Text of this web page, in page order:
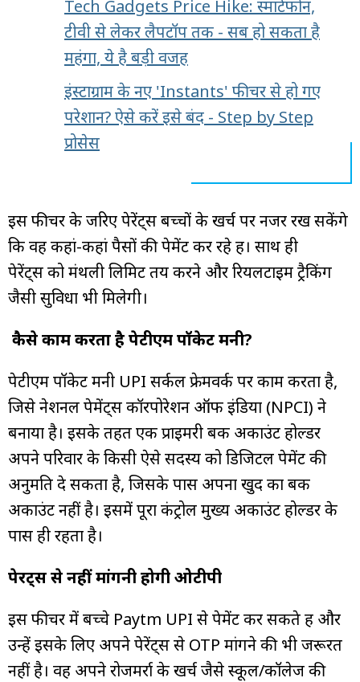
Tech Gadgets Price Hike: स्मार्टफोन,
टीवी से लेकर लैपटॉप तक - सब हो सकता है
महंगा, ये है बड़ी वजह
इंस्टाग्राम के नए 'Instants' फीचर से हो गए
परेशान? ऐसे करें इसे बंद - Step by Step
प्रोसेस
इस फीचर के जरिए पेरेंट्स बच्चों के खर्च पर नजर रख सकेंगे
कि वह कहां-कहां पैसों की पेमेंट कर रहे हैं। साथ ही
पेरेंट्स को मंथली लिमिट तय करने और रियलटाइम ट्रैकिंग
जैसी सुविधा भी मिलेगी।
कैसे काम करता है पेटीएम पॉकेट मनी?
पेटीएम पॉकेट मनी UPI सर्कल फ्रेमवर्क पर काम करता है,
जिसे नेशनल पेमेंट्स कॉरपोरेशन ऑफ इंडिया (NPCI) ने
बनाया है। इसके तहत एक प्राइमरी बैंक अकाउंट होल्डर
अपने परिवार के किसी ऐसे सदस्य को डिजिटल पेमेंट की
अनुमति दे सकता है, जिसके पास अपना खुद का बैंक
अकाउंट नहीं है। इसमें पूरा कंट्रोल मुख्य अकाउंट होल्डर के
पास ही रहता है।
पेरेंट्स से नहीं मांगनी होगी ओटीपी
इस फीचर में बच्चे Paytm UPI से पेमेंट कर सकते हैं और
उन्हें इसके लिए अपने पेरेंट्स से OTP मांगने की भी जरूरत
नहीं है। वह अपने रोजमर्रा के खर्च जैसे स्कूल/कॉलेज की